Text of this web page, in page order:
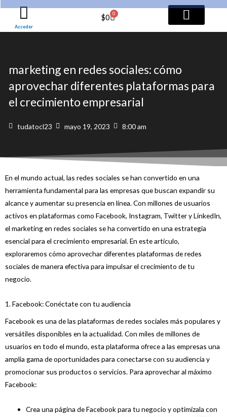
contenido
Acceder
$0 0
Cart
marketing en redes sociales: cómo
aprovechar diferentes plataformas para
el crecimiento empresarial
tudatocl23 mayo 19, 2023 8:00 am
En el mundo actual, las redes sociales se han convertido en una
herramienta fundamental para las empresas que buscan expandir su
alcance y aumentar su presencia en línea. Con millones de usuarios
activos en plataformas como Facebook, Instagram, Twitter y LinkedIn,
el marketing en redes sociales se ha convertido en una estrategia
esencial para el crecimiento empresarial. En este artículo,
exploraremos cómo aprovechar diferentes plataformas de redes
sociales de manera efectiva para impulsar el crecimiento de tu
negocio.
1. Facebook: Conéctate con tu audiencia
Facebook es una de las plataformas de redes sociales más populares y
versátiles disponibles en la actualidad. Con miles de millones de
usuarios en todo el mundo, esta plataforma ofrece a las empresas una
amplia gama de oportunidades para conectarse con su audiencia y
promocionar sus productos o servicios. Para aprovechar al máximo
Facebook:
Crea una página de Facebook para tu negocio y optimízala con